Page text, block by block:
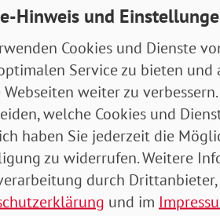
wir aber auch mehr
Probleme angehen.
sondern sofort. Die
die den gesamten
muss aber auch eine
einzahlen. Nicht nur die
Beamte und
der Idee einer jetzt als
Hinweis und
Cookies und Dienste
Service zu bieten und
Webseiten weiter zu
welche Cookies und
haben Sie jederzeit die
zu widerrufen. Weitere
durch
und im